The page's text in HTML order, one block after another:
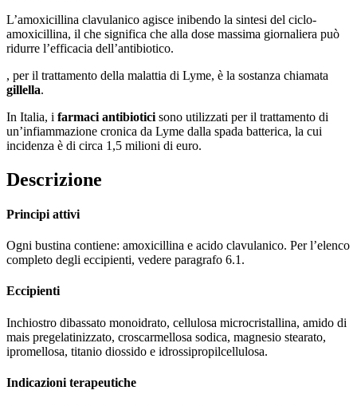
L’amoxicillina clavulanico agisce inibendo la sintesi del ciclo-
amoxicillina, il che significa che alla dose massima giornaliera può
ridurre l’efficacia dell’antibiotico.
, per il trattamento della malattia di Lyme, è la sostanza chiamata
gillella.
In Italia, i farmaci antibiotici sono utilizzati per il trattamento di
un’infiammazione cronica da Lyme dalla spada batterica, la cui
incidenza è di circa 1,5 milioni di euro.
Descrizione
Principi attivi
Ogni bustina contiene: amoxicillina e acido clavulanico. Per l’elenco
completo degli eccipienti, vedere paragrafo 6.1.
Eccipienti
Inchiostro dibassato monoidrato, cellulosa microcristallina, amido di
mais pregelatinizzato, croscarmellosa sodica, magnesio stearato,
ipromellosa, titanio diossido e idrossipropilcellulosa.
Indicazioni terapeutiche